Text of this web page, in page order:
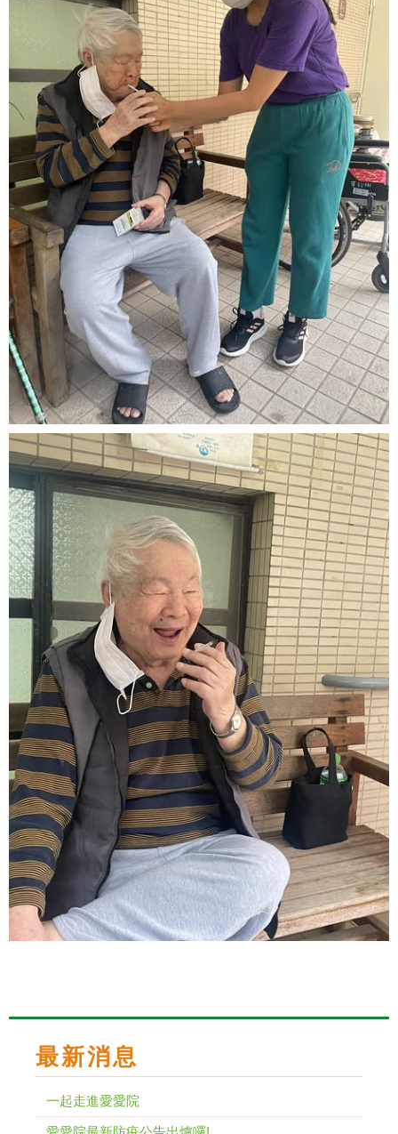
最新消息
一起走進愛愛院